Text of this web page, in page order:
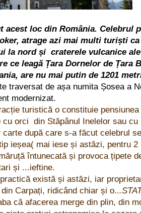
acest loc din România. Celebrul
atrage azi mai multi turiști
la nord și craterele vulcanice
ce leagă Țara Dornelor de Țara
are nu mai putin de 1201
traversat de așa numita Șosea a
modernizat.
turistică o constituie
cu orci din Stăpânul Inelelor sau cu
carte după care s-a făcut celebrul
ieșea( mai iese și astăzi, pentru
întunecată și provoca țipete
și ...ieftine.
există și astăzi, iar
Carpați, ridicând chiar și o..
că afacerea merge din plin, din